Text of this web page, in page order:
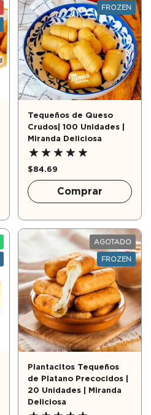
Tequeños de Queso
Crudos| 100 Unidades |
Miranda Deliciosa
$84.69
Comprar
FROZEN
Plantacitos Tequeños
de Platano Precocidos |
20 Unidades | Miranda
Deliciosa
AGOTADO
FROZEN